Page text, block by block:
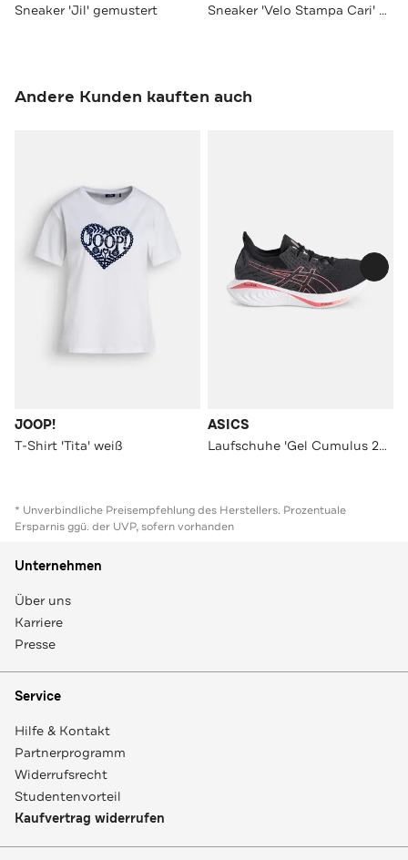
Sneaker 'Jil' gemustert Sneaker 'Velo Stampa Cari' greige
Andere Kunden kauften auch
JOOP!
T-Shirt 'Tita' weiß
ASICS
Laufschuhe 'Gel Cumulus 25 MK' mehrfarbig
* Unverbindliche Preisempfehlung des Herstellers. Prozentuale
Ersparnis ggü. der UVP, sofern vorhanden
Unternehmen
Über uns
Karriere
Presse
Service
Hilfe & Kontakt
Partnerprogramm
Widerrufsrecht
Studentenvorteil
Kaufvertrag widerrufen